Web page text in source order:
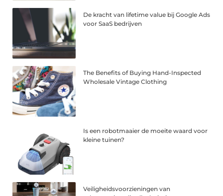
De kracht van lifetime value bij Google Ads
voor SaaS bedrijven
The Benefits of Buying Hand-Inspected
Wholesale Vintage Clothing
Is een robotmaaier de moeite waard voor
kleine tuinen?
Veiligheidsvoorzieningen van